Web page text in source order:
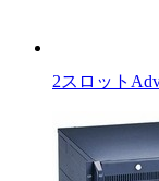
2スロット